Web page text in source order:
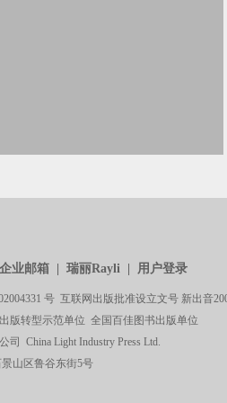
企业邮箱 瑞丽Rayli 用户登录
号 互联网出版批准设立文号 新出音
版转型示范单位 全国百佳图书出版单位
司 China Light Industry Press Ltd.
山区鲁谷东街5号